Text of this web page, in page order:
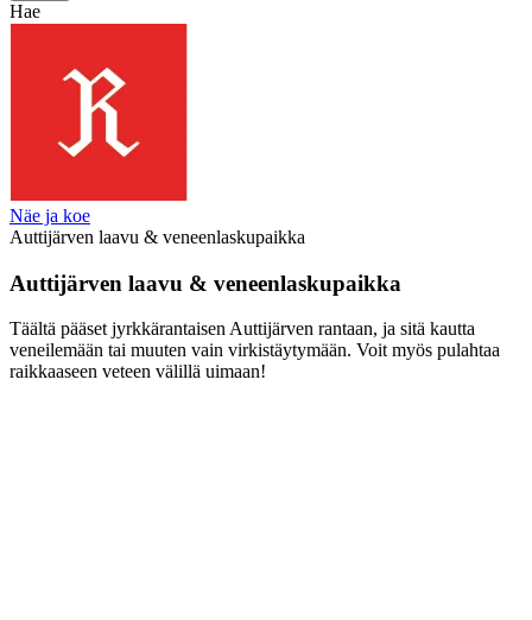
Hae
Näe ja koe
Auttijärven laavu & veneenlaskupaikka
Auttijärven laavu & veneenlaskupaikka
Täältä pääset jyrkkärantaisen Auttijärven rantaan, ja sitä kautta
veneilemään tai muuten vain virkistäytymään. Voit myös pulahtaa
raikkaaseen veteen välillä uimaan!